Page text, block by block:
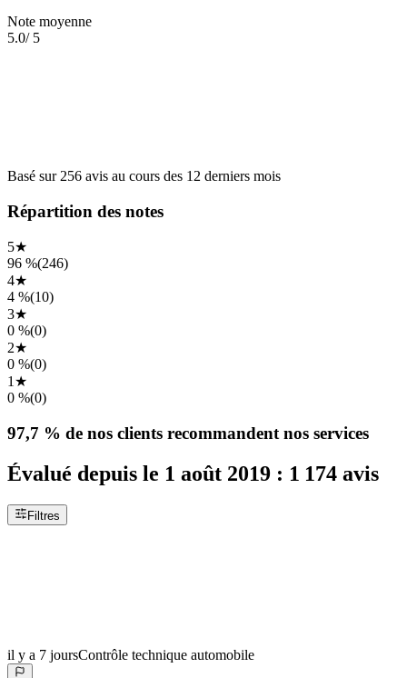
Note moyenne
5.0/ 5
Basé sur 256 avis au cours des 12 derniers mois
Répartition des notes
5★
96 %(246)
4★
4 %(10)
3★
0 %(0)
2★
0 %(0)
1 ★
0 %(0)
97,7 % de nos clients recommandent nos services
Évalué depuis le 1 août 2019 : 1 174 avis
Filtres
il y a 7 joursContrôle technique automobile